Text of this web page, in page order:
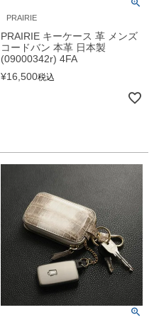
PRAIRIE
PRAIRIE キーケース 革 メンズ
コードバン 本革 日本製
(09000342r) 4FA
¥16,500税込